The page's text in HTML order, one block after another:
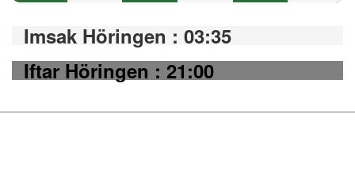
Imsak Höringen : 03:35
Iftar Höringen : 21:00